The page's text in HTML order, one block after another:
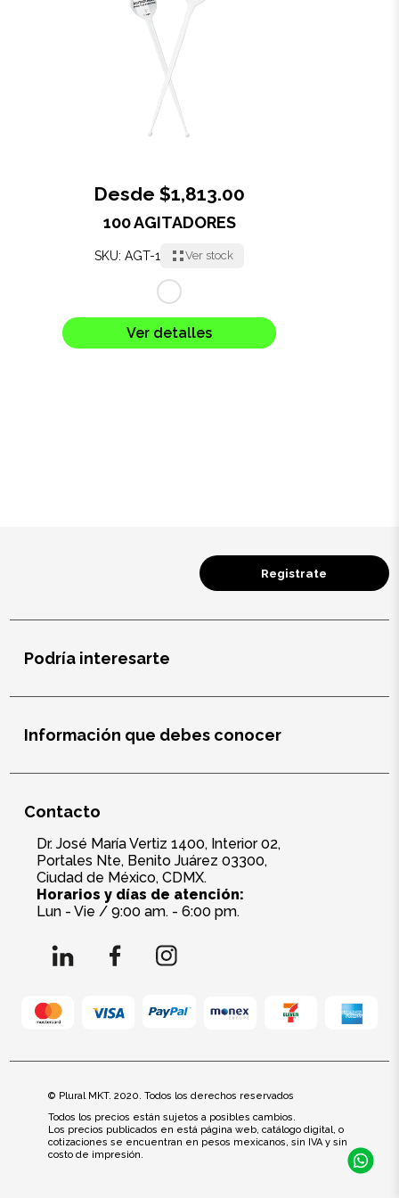
Herramientas
Desde $1,813.00
100 AGITADORES
SKU: AGT-1 Ver stock
Ver detalles
Registrate
Podría interesarte
Información que debes conocer
Contacto
Dr. José María Vertiz 1400, Interior 02,
Portales Nte, Benito Juárez 03300,
Ciudad de México, CDMX.
Horarios y días de atención:
Lun - Vie / 9:00 am. - 6:00 pm.
© Plural MKT. 2020. Todos los derechos reservados
Todos los precios están sujetos a posibles cambios.
Los precios publicados en está página web, catálogo digital, o
cotizaciones se encuentran en pesos mexicanos, sin IVA y sin
costo de impresión.